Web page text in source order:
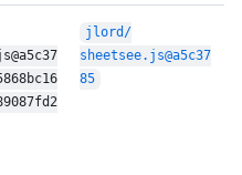
jlord/
sheetsee.js@a5c37
85